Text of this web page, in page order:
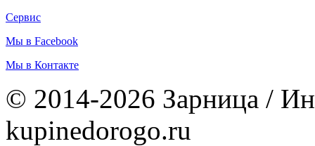
Сервис
Мы в Facebook
Мы в Контакте
© 2014-2026 Зарница /
kupinedorogo.ru